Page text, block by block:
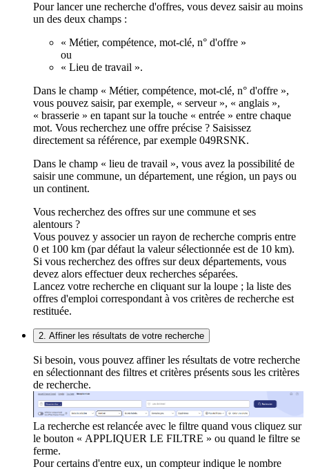
Pour lancer une recherche d'offres, vous devez saisir au moins
un des deux champs :
« Métier, compétence, mot-clé, n° d'offre »
ou
« Lieu de travail ».
Dans le champ « Métier, compétence, mot-clé, n° d'offre »,
vous pouvez saisir, par exemple, « serveur », « anglais »,
« brasserie » en tapant sur la touche « entrée » entre chaque
mot. Vous recherchez une offre précise ? Saisissez
directement sa référence, par exemple 049RSNK.
Dans le champ « lieu de travail », vous avez la possibilité de
saisir une commune, un département, une région, un pays ou
un continent.
Vous recherchez des offres sur une commune et ses
alentours ?
Vous pouvez y associer un rayon de recherche compris entre
0 et 100 km (par défaut la valeur sélectionnée est de 10 km).
Si vous recherchez des offres sur deux départements, vous
devez alors effectuer deux recherches séparées.
Lancez votre recherche en cliquant sur la loupe ; la liste des
offres d'emploi correspondant à vos critères de recherche est
restituée.
2. Affiner les résultats de votre recherche
Si besoin, vous pouvez affiner les résultats de votre recherche
en sélectionnant des filtres et critères présents sous les critères
de recherche.
La recherche est relancée avec le filtre quand vous cliquez sur
le bouton « APPLIQUER LE FILTRE » ou quand le filtre se
ferme.
Pour certains d'entre eux, un compteur indique le nombre